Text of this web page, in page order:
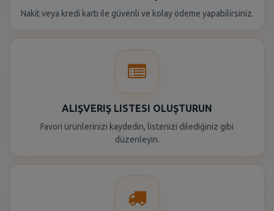
Nakit veya kredi kartı ile güvenli ve kolay ödeme yapabilirsiniz.
ALIŞVERIŞ LISTESI OLUŞTURUN
Favori ürünlerinizi kaydedin, listenizi dilediğiniz gibi
düzenleyin.